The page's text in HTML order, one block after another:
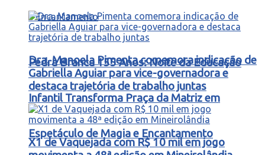
Pedra Branca 155 Anos: Noite da Educação
Infantil Transforma Praça da Matriz em
Espetáculo de Magia e Encantamento
Dra. Manoela Pimenta comemora indicação de
Gabriella Aguiar para vice-governadora e
destaca trajetória de trabalho juntas
X1 de Vaquejada com R$ 10 mil em jogo